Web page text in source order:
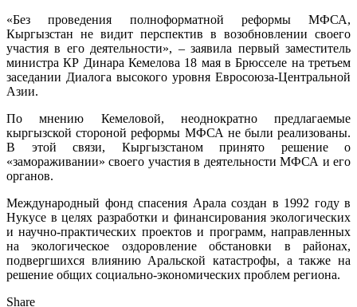
«Без проведения полноформатной реформы МФСА,
Кыргызстан не видит перспектив в возобновлении своего
участия в его деятельности», – заявила первый заместитель
министра КР Динара Кемелова 18 мая в Брюсселе на третьем
заседании Диалога высокого уровня Евросоюза-Центральной
Азии.
По мнению Кемеловой, неоднократно предлагаемые
кыргызской стороной реформы МФСА не были реализованы.
В этой связи, Кыргызстаном принято решение о
«замораживании» своего участия в деятельности МФСА и его
органов.
Международный фонд спасения Арала создан в 1992 году в
Нукусе в целях разработки и финансирования экологических
и научно-практических проектов и программ, направленных
на экологическое оздоровление обстановки в районах,
подвергшихся влиянию Аральской катастрофы, а также на
решение общих социально-экономических проблем региона.
Share